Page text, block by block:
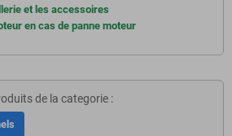
et les accessoires
en cas de panne moteur
de la categorie :